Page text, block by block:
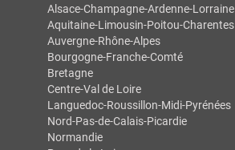
Alsace-Champagne-Ardenne-Lorraine
Aquitaine-Limousin-Poitou-Charentes
Auvergne-Rhône-Alpes
Bourgogne-Franche-Comté
Bretagne
Centre-Val de Loire
Languedoc-Roussillon-Midi-Pyrénées
Nord-Pas-de-Calais-Picardie
Normandie